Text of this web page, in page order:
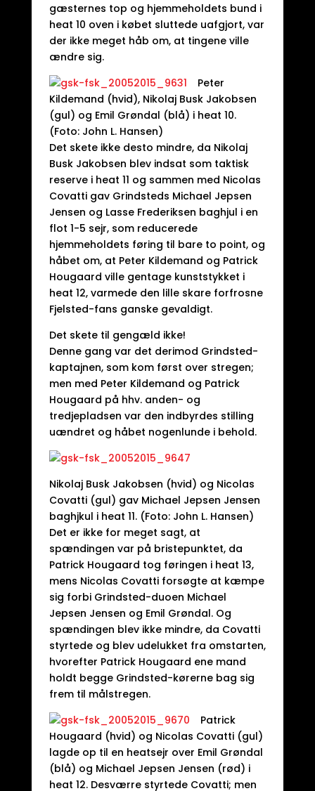
gæsternes top og hjemmeholdets bund i
heat 10 oven i købet sluttede uafgjort, var
der ikke meget håb om, at tingene ville
ændre sig.
Peter
Kildemand (hvid), Nikolaj Busk Jakobsen
(gul) og Emil Grøndal (blå) i heat 10.
(Foto: John L. Hansen)
Det skete ikke desto mindre, da Nikolaj
Busk Jakobsen blev indsat som taktisk
reserve i heat 11 og sammen med Nicolas
Covatti gav Grindsteds Michael Jepsen
Jensen og Lasse Frederiksen baghjul i en
flot 1-5 sejr, som reducerede
hjemmeholdets føring til bare to point, og
håbet om, at Peter Kildemand og Patrick
Hougaard ville gentage kunststykket i
heat 12, varmede den lille skare forfrosne
Fjelsted-fans ganske gevaldigt.
Det skete til gengæld ikke!
Denne gang var det derimod Grindsted-
kaptajnen, som kom først over stregen;
men med Peter Kildemand og Patrick
Hougaard på hhv. anden- og
tredjepladsen var den indbyrdes stilling
uændret og håbet nogenlunde i behold.
Nikolaj Busk Jakobsen (hvid) og Nicolas
Covatti (gul) gav Michael Jepsen Jensen
baghjkul i heat 11. (Foto: John L. Hansen)
Det er ikke for meget sagt, at
spændingen var på bristepunktet, da
Patrick Hougaard tog føringen i heat 13,
mens Nicolas Covatti forsøgte at kæmpe
sig forbi Grindsted-duoen Michael
Jepsen Jensen og Emil Grøndal. Og
spændingen blev ikke mindre, da Covatti
styrtede og blev udelukket fra omstarten,
hvorefter Patrick Hougaard ene mand
holdt begge Grindsted-kørerne bag sig
frem til målstregen.
Patrick
Hougaard (hvid) og Nicolas Covatti (gul)
lagde op til en heatsejr over Emil Grøndal
(blå) og Michael Jepsen Jensen (rød) i
heat 12. Desværre styrtede Covatti; men